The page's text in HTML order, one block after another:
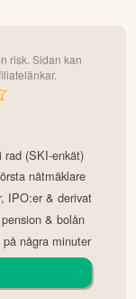
risk. Sidan kan
rad (SKI-enkät)
nätmäklare
IPO:er & derivat
& bolån
några minuter